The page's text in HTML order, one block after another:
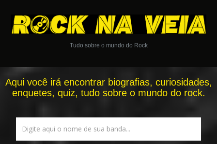
Tudo sobre o mundo do Rock
Aqui você irá encontrar biografias, curiosidades,
enquetes, quiz, tudo sobre o mundo do rock.